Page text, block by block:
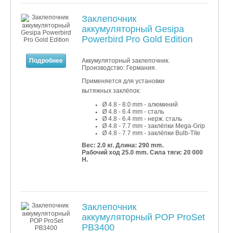
Подробнее
Заклепочник
аккумуляторный Gesipa
Powerbird Pro Gold Edition
Аккумуляторный заклепочник.
Производство: Германия.
Применяется для установки
вытяжных заклёпок:
Ø 4.8 - 8.0 mm - алюминий
Ø 4.8 - 6.4 mm - сталь
Ø 4.8 - 6.4 mm - нерж. сталь
Ø 4.8 - 7.7 mm - заклёпки Mega-Grip
Ø 4.8 - 7.7 mm - заклёпки Bulb-Tite
Вес: 2.0 кг. Длина: 290 mm.
Рабочий ход 25.0 mm. Сила тяги: 20 000
Н.
Заклепочник
аккумуляторный POP ProSet
PB3400